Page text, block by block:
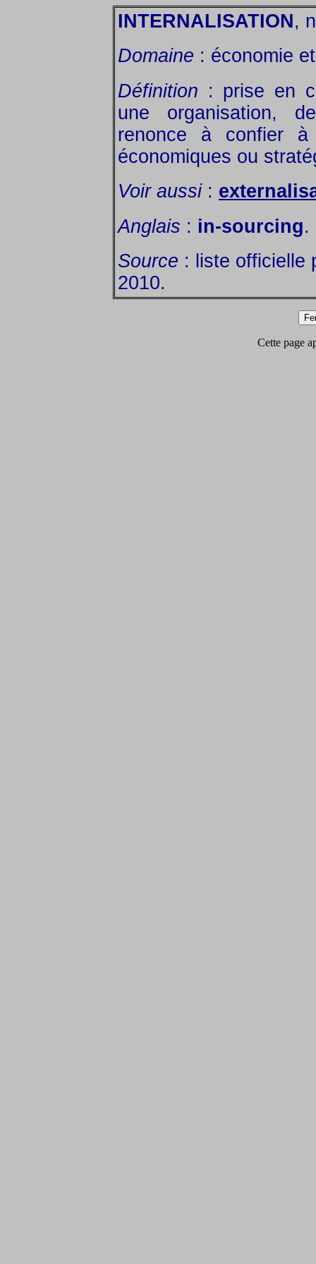
INTERNALISATION,
Domaine : économie
Définition : prise en
une organisation,
renonce à confier
économiques ou
Voir aussi:
Anglais : in-sourcing.
Source : liste officielle
2010.
Cette page